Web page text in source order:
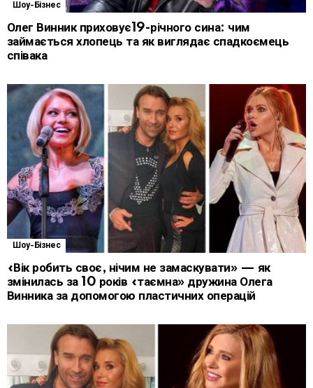
Шоу-Бізнес
Олег Винник приховує19-річного сина: чим
займається хлопець та як виглядає спадкоємець
співака
Шоу-Бізнес
«Вік робить своє, нічим не замаскувати» — як
змінилась за 10 років «таємна» дружина Олега
Винника за допомогою пластичних операцій